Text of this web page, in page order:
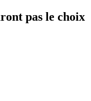
pas le choix